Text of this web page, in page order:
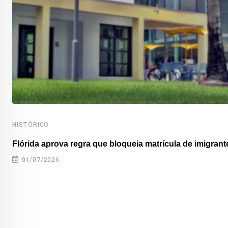
HISTÓRICO
Flórida aprova regra que bloqueia matrícula de
01/07/2026